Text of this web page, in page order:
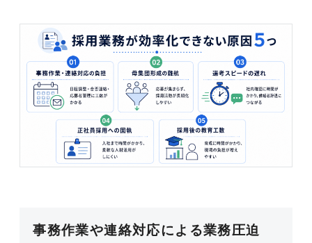
事務作業や連絡対応による業務圧迫